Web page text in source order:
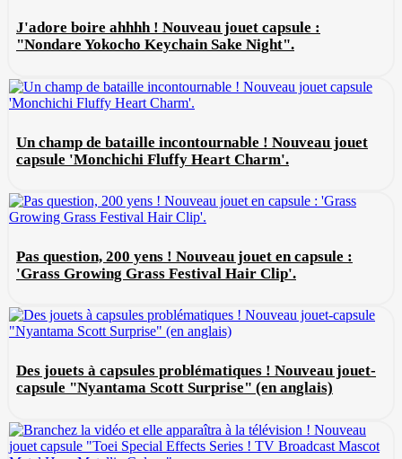
J'adore boire ahhhh ! Nouveau jouet capsule :
"Nondare Yokocho Keychain Sake Night".
Un champ de bataille incontournable ! Nouveau jouet
capsule 'Monchichi Fluffy Heart Charm'.
Pas question, 200 yens ! Nouveau jouet en capsule :
'Grass Growing Grass Festival Hair Clip'.
Des jouets à capsules problématiques ! Nouveau jouet-
capsule "Nyantama Scott Surprise" (en anglais)